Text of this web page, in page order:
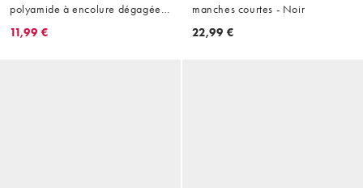
polyamide à encolure dégagée
avec bretelles élastiques - Noir
11,99 €
manches courtes - Noir
22,99 €